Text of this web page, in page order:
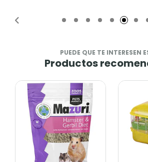
PUEDE QUE TE INTERESEN
Productos